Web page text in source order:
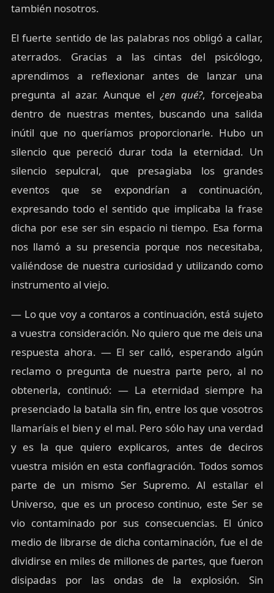
también nosotros.
El fuerte sentido de las palabras nos obligó a callar,
aterrados. Gracias a las cintas del psicólogo,
aprendimos a reflexionar antes de lanzar una
pregunta al azar. Aunque el¿en qué?, forcejeaba
dentro de nuestras mentes, buscando una salida
inútil que no queríamos proporcionarle. Hubo un
silencio que pereció durar toda la eternidad. Un
silencio sepulcral, que presagiaba los grandes
eventos que se expondrían a continuación,
expresando todo el sentido que implicaba la frase
dicha por ese ser sin espacio ni tiempo. Esa forma
nos llamó a su presencia porque nos necesitaba,
valiéndose de nuestra curiosidad y utilizando como
instrumento al viejo.
— Lo que voy a contaros a continuación, está sujeto
a vuestra consideración. No quiero que me deis una
respuesta ahora. — El ser calló, esperando algún
reclamo o pregunta de nuestra parte pero, al no
obtenerla, continuó: — La eternidad siempre ha
presenciado la batalla sin fin, entre los que vosotros
llamaríais el bien y el mal. Pero sólo hay una verdad
y es la que quiero explicaros, antes de deciros
vuestra misión en esta conflagración. Todos somos
parte de un mismo Ser Supremo. Al estallar el
Universo, que es un proceso continuo, este Ser se
vio contaminado por sus consecuencias. El único
medio de librarse de dicha contaminación, fue el de
dividirse en miles de millones de partes, que fueron
disipadas por las ondas de la explosión. Sin